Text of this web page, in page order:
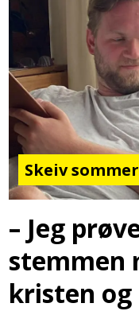
Skeiv sommer
– Jeg
stemmen
kristen og